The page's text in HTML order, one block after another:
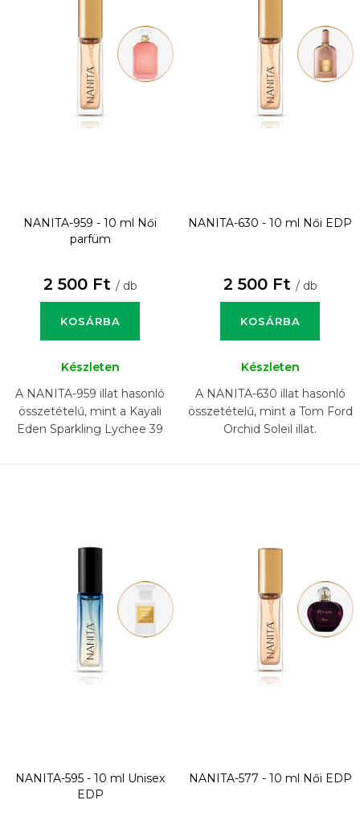
NANITA-959 - 10 ml
Női
parfüm
2 500 Ft / db
KOSÁRBA
Készleten
A NANITA-959 illat hasonló
összetételű, mint a Kayali
Eden Sparkling Lychee 39
NANITA-630 - 10 ml Női EDP
2 500 Ft / db
KOSÁRBA
Készleten
A NANITA-630 illat hasonló
összetételű, mint a Tom Ford
Orchid Soleil illat.
NANITA-595 - 10 ml Unisex
EDP
NANITA-577 - 10 ml Női EDP